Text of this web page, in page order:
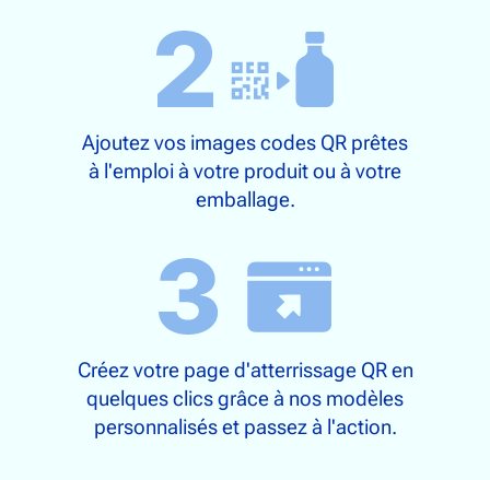
Ajoutez vos images codes QR prêtes
à l'emploi à votre produit ou à votre
emballage.
Créez votre page d'atterrissage QR en
quelques clics grâce à nos modèles
personnalisés et passez à l'action.